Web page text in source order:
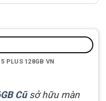
PLUS 128GB VN
Cũsở hữu màn